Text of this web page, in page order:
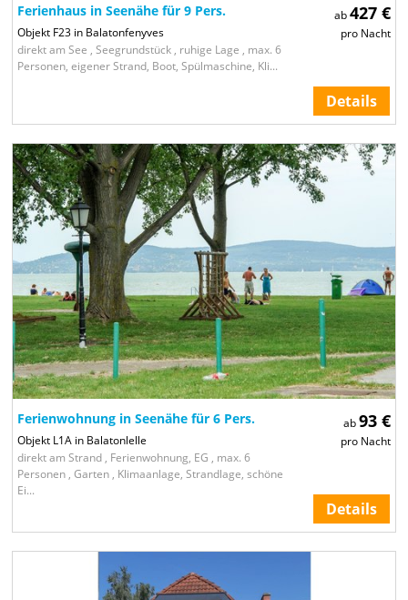
ab427 €
pro Nacht
Ferienhaus in Seenähe für 9 Pers.
Objekt F23 in Balatonfenyves
direkt am See , Seegrundstück , ruhige Lage , max. 6
Personen, eigener Strand, Boot, Spülmaschine, Kli...
Details
ab93 €
pro Nacht
Ferienwohnung in Seenähe für 6 Pers.
Objekt L1A in Balatonlelle
direkt am Strand , Ferienwohnung, EG , max. 6
Personen , Garten , Klimaanlage, Strandlage, schöne
Ei...
Details